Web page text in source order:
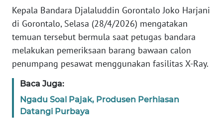
Kepala Bandara Djalaluddin Gorontalo Joko Harjani
di Gorontalo, Selasa (28/4/2026) mengatakan
temuan tersebut bermula saat petugas bandara
melakukan pemeriksaan barang bawaan calon
penumpang pesawat menggunakan fasilitas X-Ray.
Baca Juga:
Ngadu Soal Pajak, Produsen Perhiasan
Datangi Purbaya
News
Regional
WN
SUMUT
JAKARTA
WN